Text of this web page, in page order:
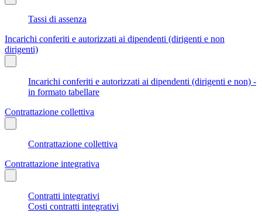
Tassi di assenza
Incarichi conferiti e autorizzati ai dipendenti (dirigenti e non
dirigenti)
Incarichi conferiti e autorizzati ai dipendenti (dirigenti e non) -
in formato tabellare
Contrattazione collettiva
Contrattazione collettiva
Contrattazione integrativa
Contratti integrativi
Costi contratti integrativi